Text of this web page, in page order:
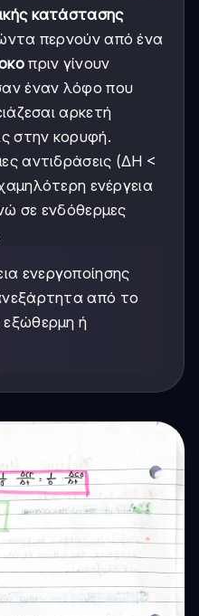
κατάστασης
περνούν από ένα
πριν γίνουν
έναν λόφο που
αρκετή
στην κορυφή.
αντιδράσεις (ΔΗ <
ενέργεια
σε ενδόθερμες
ενεργοποίησης
από το
εξώθερμη ή